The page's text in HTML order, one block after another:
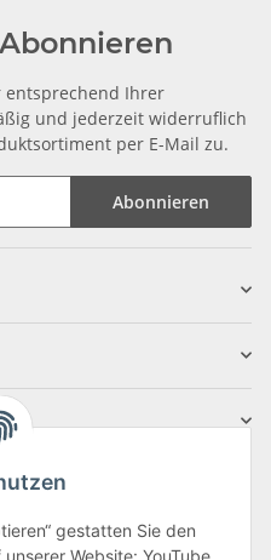
entsprechend Ihrer
und jederzeit widerruflich
per E-Mail zu.
Abonnieren
gestatten Sie den